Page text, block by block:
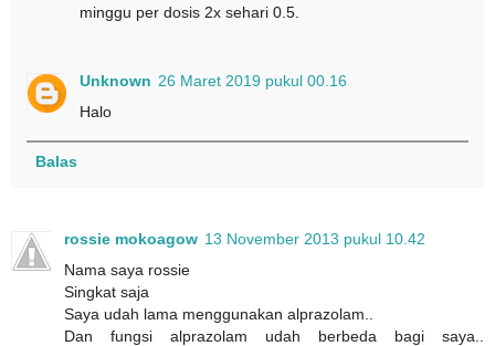
minggu per dosis 2x sehari 0.5.
Unknown 26 Maret 2019 pukul 00.16
Halo
Balas
rossie mokoagow 13 November 2013 pukul 10.42
Nama saya rossie
Singkat saja
Saya udah lama menggunakan alprazolam..
Dan fungsi alprazolam udah berbeda bagi saya..